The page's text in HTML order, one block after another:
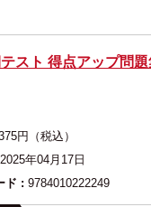
スト 得点アップ問
編
円（税込）
2025年04月17日
ド : 9784010222249